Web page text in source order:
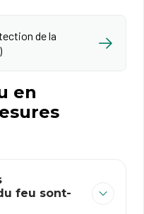
de la
en
feu sont-